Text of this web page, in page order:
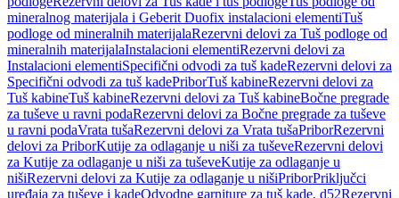
mineralnog materijala i Geberit Duofix instalacioni elementiTuš
podloge od mineralnih materijalaRezervni delovi za Tuš podloge od
mineralnih materijalaInstalacioni elementiRezervni delovi za
Instalacioni elementiSpecifični odvodi za tuš kadeRezervni delovi za
Specifični odvodi za tuš kadePriborTuš kabineRezervni delovi za
Tuš kabineTuš kabineRezervni delovi za Tuš kabineBočne pregrade
za tuševe u ravni podaRezervni delovi za Bočne pregrade za tuševe
u ravni podaVrata tušaRezervni delovi za Vrata tušaPriborRezervni
delovi za PriborKutije za odlaganje u niši za tuševeRezervni delovi
za Kutije za odlaganje u niši za tuševeKutije za odlaganje u
nišiRezervni delovi za Kutije za odlaganje u nišiPriborPriključci
uređaja za tuševe i kadeOdvodne garniture za tuš kade, d52Rezervni